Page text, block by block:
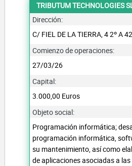
TRIBUTUM TECHNOLOGIES
Dirección:
C/ FIEL DE LA TIERRA, 4 2º A
Comienzo de operaciones:
27/03/26
Capital:
3.000,00 Euros
Objeto social:
Programación informática;
programación informática,
su mantenimiento, así como
de aplicaciones asociadas a